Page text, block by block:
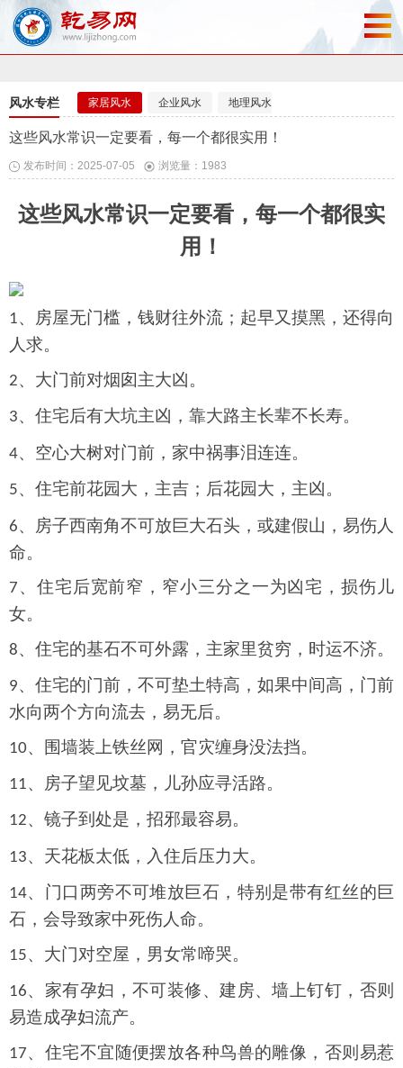
风水专栏 家居风水 企业风水 地理风水
这些风水常识一定要看，每一个都很实用！
发布时间：2025-07-05 浏览量：1983
这些风水常识一定要看 ， 每一个都很实
用！
1、 房屋无门槛，钱财往外流；起早又摸黑，还得向
人求。
2、大门前对烟囱主大凶。
3、住宅后有大坑主凶，靠大路主长辈不长寿。
4、空心大树对门前，家中祸事泪连连。
5、住宅前花园大，主吉；后花园大，主凶。
6、房子西南角不可放巨大石头，或建假山，易伤人
命。
7 、住宅后宽前窄，窄小三分之一为凶宅，损伤儿
女。
8、住宅的基石不可外露，主家里贫穷，时运不济。
9、住宅的门前，不可垫土特高，如果中间高，门前
水向两个方向流去，易无后。
10、围墙装上铁丝网，官灾缠身没法挡。
11、房子望见坟墓，儿孙应寻活路。
12、镜子到处是，招邪最容易。
13、天花板太低，入住后压力大。
14、门口两旁不可堆放巨石，特别是带有红丝的巨
石，会导致家中死伤人命。
15、大门对空屋，男女常啼哭。
16、家有孕妇，不可装修、建房、墙上钉钉，否则
易造成孕妇流产。
17、住宅不宜随便摆放各种鸟兽的雕像，否则易惹